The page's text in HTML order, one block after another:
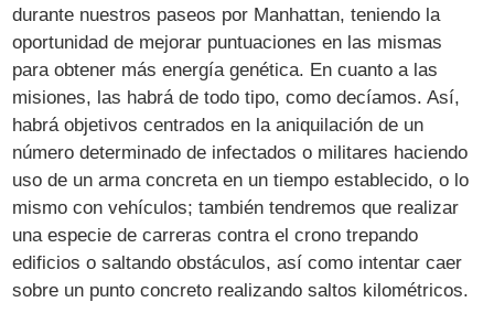
durante nuestros paseos por Manhattan, teniendo la
oportunidad de mejorar puntuaciones en las mismas
para obtener más energía genética. En cuanto a las
misiones, las habrá de todo tipo, como decíamos. Así,
habrá objetivos centrados en la aniquilación de un
número determinado de infectados o militares haciendo
uso de un arma concreta en un tiempo establecido, o lo
mismo con vehículos; también tendremos que realizar
una especie de carreras contra el crono trepando
edificios o saltando obstáculos, así como intentar caer
sobre un punto concreto realizando saltos kilométricos.